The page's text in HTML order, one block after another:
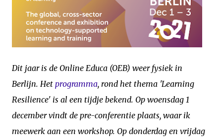
Dit jaar is de Online Educa (OEB) weer fysiek in
Berlijn. Het programma, rond het thema 'Learning
Resilience' is al een tijdje bekend. Op woensdag 1
december vindt de pre-conferentie plaats, waar ik
meewerk aan een workshop. Op donderdag en vrijdag